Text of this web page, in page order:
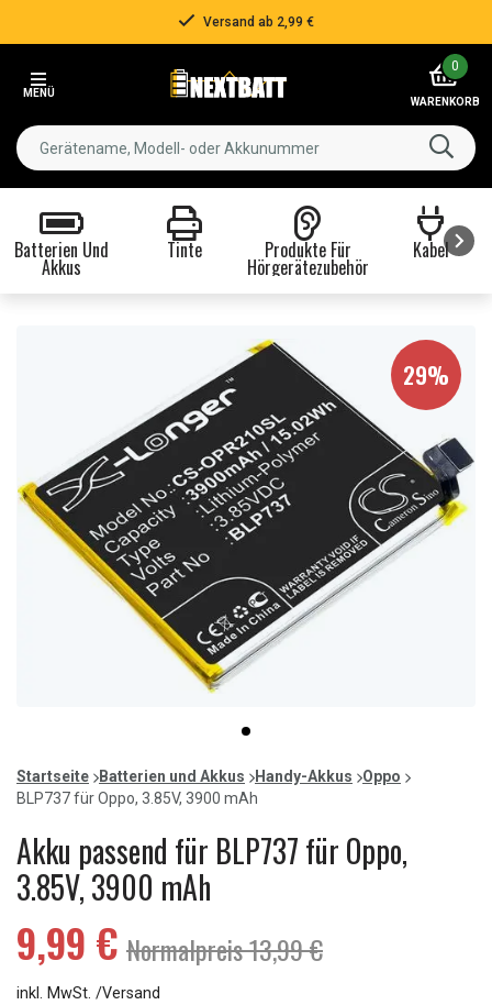
Versand ab 2,99 €
MENÜ
0
WARENKORB
Batterien Und
Akkus
Tinte Produkte Für
Hörgerätezubehör
Kabel
item
0
of
1
29%
Startseite Batterien und Akkus Handy-Akkus
Oppo
BLP737 für Oppo, 3.85V, 3900 mAh
Akku passend für BLP737 für Oppo,
3.85V, 3900 mAh
9,99 € Normalpreis 13,99 €
inkl. MwSt. /Versand